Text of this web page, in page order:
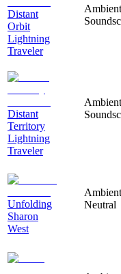
Distant
Orbit
Lightning
Traveler
Distant
Territory
Lightning
Traveler
Unfolding
Sharon
West
Neutral